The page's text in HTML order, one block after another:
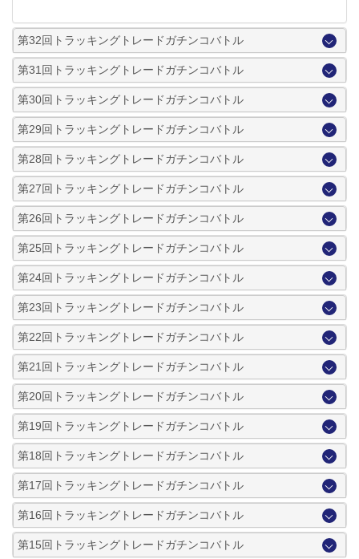
第32回トラッキングトレードガチンコバトル
第31回トラッキングトレードガチンコバトル
第30回トラッキングトレードガチンコバトル
第29回トラッキングトレードガチンコバトル
第28回トラッキングトレードガチンコバトル
第27回トラッキングトレードガチンコバトル
第26回トラッキングトレードガチンコバトル
第25回トラッキングトレードガチンコバトル
第24回トラッキングトレードガチンコバトル
第23回トラッキングトレードガチンコバトル
第22回トラッキングトレードガチンコバトル
第21回トラッキングトレードガチンコバトル
第20回トラッキングトレードガチンコバトル
第19回トラッキングトレードガチンコバトル
第18回トラッキングトレードガチンコバトル
第17回トラッキングトレードガチンコバトル
第16回トラッキングトレードガチンコバトル
第15回トラッキングトレードガチンコバトル